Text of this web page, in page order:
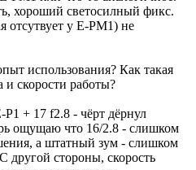
хороший светосилный фикс.
отсутвует у E-PM1) не
использования? Как такая
и скорости работы?
+ 17 f2.8 - чёрт дёрнул
ощущаю что 16/2.8 - слишком
а штатный зум - слишком
другой стороны, скорость